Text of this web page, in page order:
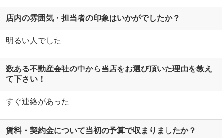
店内の雰囲気・担当者の印象はいかがでしたか？
明るい人でした
数ある不動産会社の中から当店をお選び頂いた理由を教え
て下さい！
すぐ連絡があった
賃料・契約金について当初の予算で収まりましたか？